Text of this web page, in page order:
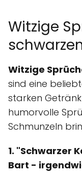
Witzige
Witzige
sind eine
starken
humorvolle
Schmunzeln
1. "Schwarzer
Bart -